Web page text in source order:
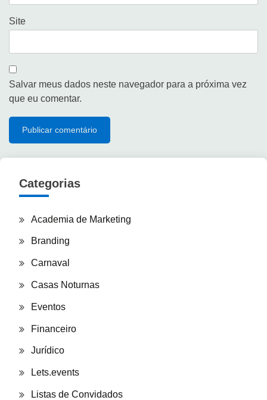
Site
Salvar meus dados neste navegador para a próxima vez
que eu comentar.
Categorias
Academia de Marketing
Branding
Carnaval
Casas Noturnas
Eventos
Financeiro
Jurídico
Lets.events
Listas de Convidados